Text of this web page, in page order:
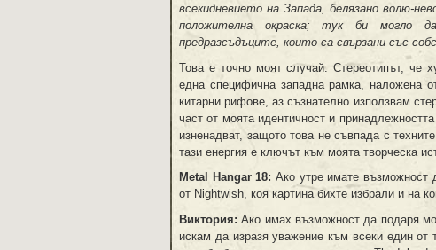
всекидневието на Запада, белязано волю-
положителна окраска; тук би могло
предразсъдъците, които са свързани със
Това е точно моят случай. Стереотипът, че
една специфична западна рамка, наложена
китарни рифове, аз съзнателно използвам
част от моята идентичност и
изненадват, защото това не съвпада с
тази енергия е ключът към моята творческа
Metal Hangar 18: Ако утре имате възможност
от Nightwish, коя картина бихте избрали и на
Виктория: Ако имах възможност да подаря
искам да изразя уважение към всеки един